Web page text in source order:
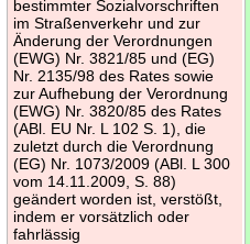
bestimmter Sozialvorschriften
im Straßenverkehr und zur
Änderung der Verordnungen
(EWG) Nr. 3821/85 und (EG)
Nr. 2135/98 des Rates sowie
zur Aufhebung der Verordnung
(EWG) Nr. 3820/85 des Rates
(ABl. EU Nr. L 102 S. 1), die
zuletzt durch die Verordnung
(EG) Nr. 1073/2009 (ABl. L 300
vom 14.11.2009, S. 88)
geändert worden ist, verstößt,
indem er vorsätzlich oder
fahrlässig